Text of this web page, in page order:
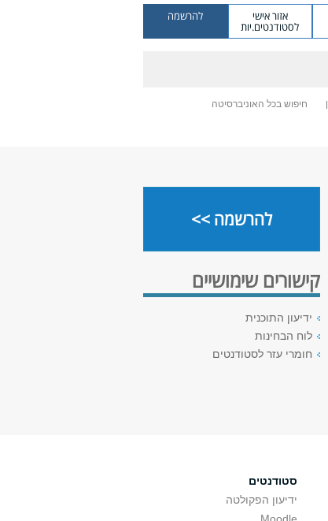
אזור אישי
לסטודנטים.יות
להרשמה
חיפוש בכל האוניברסיטה
להרשמה >>
קישורים שימושיים
ידיעון התוכנית
לוח הבחינות
חומרי עזר לסטודנטים
סטודנטים
ידיעון הפקולטה